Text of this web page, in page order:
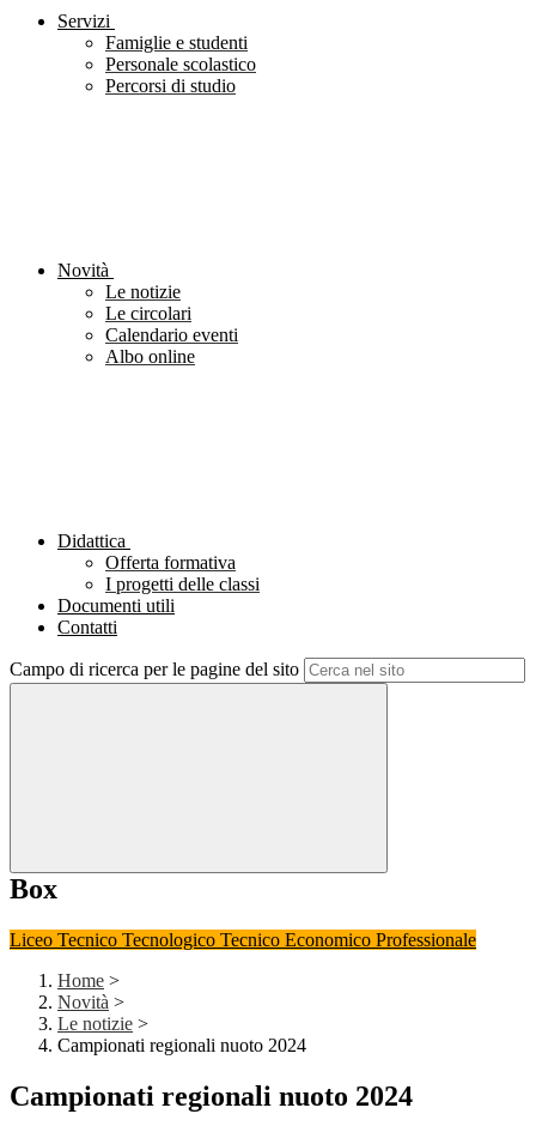
Servizi
Famiglie e studenti
Personale scolastico
Percorsi di studio
Novità
Le notizie
Le circolari
Calendario eventi
Albo online
Didattica
Offerta formativa
I progetti delle classi
Documenti utili
Contatti
Campo di ricerca per le pagine del sito
Box
Liceo Tecnico Tecnologico Tecnico Economico Professionale
Home >
Novità >
Le notizie >
Campionati regionali nuoto 2024
Campionati regionali nuoto 2024